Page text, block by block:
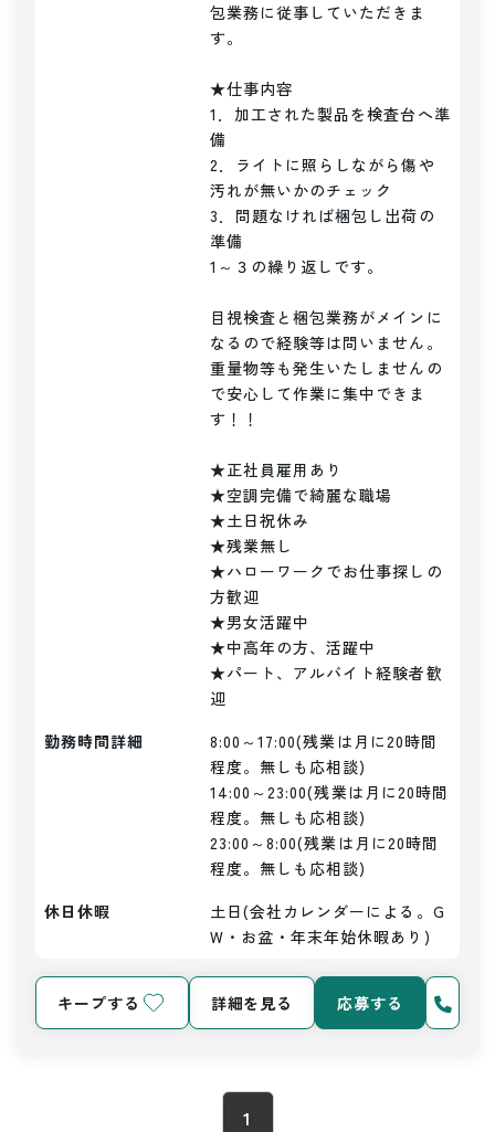
包業務に従事していただきま
す。
★仕事内容
1．加工された製品を検査台へ準
備
2．ライトに照らしながら傷や
汚れが無いかのチェック
3．問題なければ梱包し出荷の
準備
1～３の繰り返しです。
目視検査と梱包業務がメインに
なるので経験等は問いません。
重量物等も発生いたしませんの
で安心して作業に集中できま
す！！
★正社員雇用あり
★空調完備で綺麗な職場
★土日祝休み
★残業無し
★ハローワークでお仕事探しの
方歓迎
★男女活躍中
★中高年の方、活躍中
★パート、アルバイト経験者歓
迎
勤務時間詳細
8:00～17:00(残業は月に20時間
程度。無しも応相談)
14:00～23:00(残業は月に20時間
程度。無しも応相談)
23:00～8:00(残業は月に20時間
程度。無しも応相談)
休日休暇
土日(会社カレンダーによる。G
W・お盆・年末年始休暇あり)
キープする 詳細を見る 応募する
1